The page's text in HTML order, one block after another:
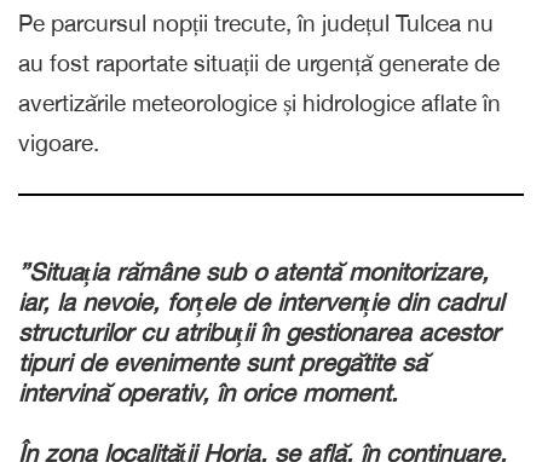
Pe parcursul nopții trecute, în județul Tulcea nu
au fost raportate situații de urgență generate de
avertizările meteorologice și hidrologice aflate în
vigoare.
”Situația rămâne sub o atentă monitorizare,
iar, la nevoie, forțele de intervenție din cadrul
structurilor cu atribuții în gestionarea acestor
tipuri de evenimente sunt pregătite să
intervină operativ, în orice moment.
În zona localității Horia, se află, în continuare,